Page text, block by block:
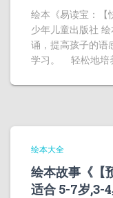
绘本《易读宝：【
少年儿童出版社
诵，提高孩子的语
学习。 轻松地培
绘本大全
绘本故事《
适合 5-7岁,3-